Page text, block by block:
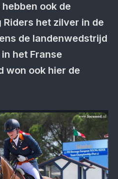
ook de
Riders het zilver in de
de landenwedstrijd
het Franse
won ook hier de